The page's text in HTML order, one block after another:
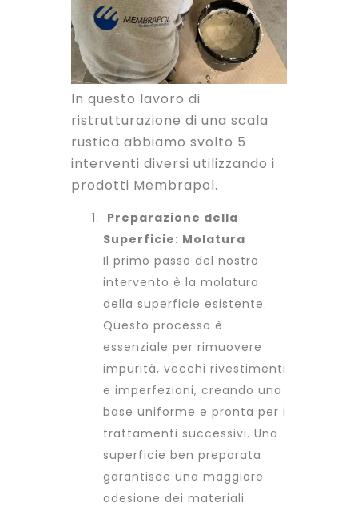
In questo lavoro di
ristrutturazione di una scala
rustica abbiamo svolto 5
interventi diversi utilizzando i
prodotti Membrapol.
Preparazione della
Superficie: Molatura
Il primo passo del nostro
intervento è la molatura
della superficie esistente.
Questo processo è
essenziale per rimuovere
impurità, vecchi rivestimenti
e imperfezioni, creando una
base uniforme e pronta per i
trattamenti successivi. Una
superficie ben preparata
garantisce una maggiore
adesione dei materiali